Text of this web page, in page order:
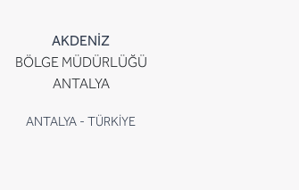
AKDENİZ
BÖLGE MÜDÜRLÜĞÜ
ANTALYA
ANTALYA - TÜRKİYE